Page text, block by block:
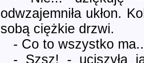
odwzajemniła ukłon.
sobą ciężkie drzwi.
- Co to wszystko
- Szsz! - uciszyła